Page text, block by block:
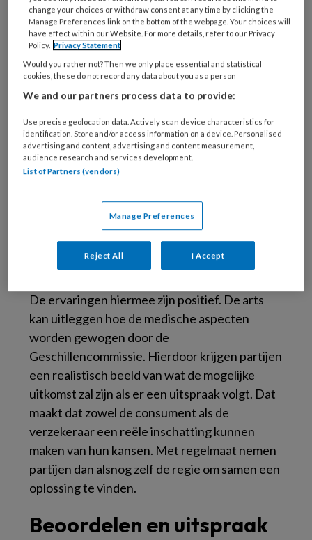
klacht in de interne klachtprocedure niet naar
tevredenheid van de consument opgelost, dan
kan hij de klacht indienen bij Kifid, als
alternatief voor de rechter.
Inzet op bemiddelen
De Geschillencommissie van Kifid zet actief in
op bemiddeling. In eerste instantie zijn het de
deze rol vervullen. Zij zijn juridisch deskundig,
zijn bekend met de financiële sector en weten
hoe te bemiddelen. Wanneer nodig wordt een
bemiddelgesprek gehouden, waarbij in
De ervaringen hiermee zijn positief. De arts
kan uitleggen hoe de medische aspecten
worden gewogen door de
Geschillencommissie. Hierdoor krijgen partijen
een realistisch beeld van wat de mogelijke
uitkomst zal zijn als er een uitspraak volgt. Dat
maakt dat zowel de consument als de
verzekeraar een reële inschatting kunnen
maken van hun kansen. Met regelmaat nemen
partijen dan alsnog zelf de regie om samen een
oplossing te vinden.
Beoordelen en uitspraak
change your choices or withdraw consent at any time by clicking the
Manage Preferences link on the bottom of the webpage. Your choices will
have effect within our Website. For more details, refer to our Privacy
Policy. Privacy Statement
Would you rather not? Then we only place essential and statistical
cookies, these do not record any data about you as a person
We and our partners process data to provide:
Use precise geolocation data. Actively scan device characteristics for
identification. Store and/or access information on a device. Personalised
advertising and content, advertising and content measurement,
audience research and services development.
List of Partners (vendors)
Manage Preferences
Reject All I Accept